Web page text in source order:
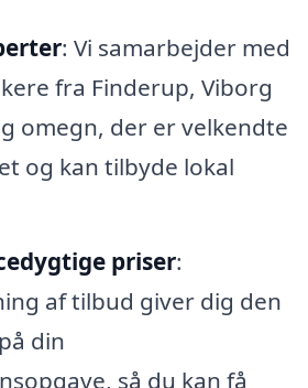
: Vi samarbejder med
fra Finderup, Viborg
omegn, der er velkendte
og kan tilbyde lokal
priser:
af tilbud giver dig den
din
så du kan få